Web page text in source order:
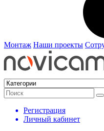
Монтаж Наши проекты
Регистрация
Личный кабинет